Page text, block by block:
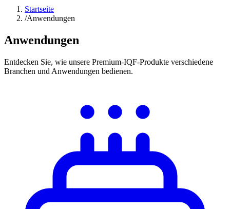
Startseite
/Anwendungen
Anwendungen
Entdecken Sie, wie unsere Premium-IQF-Produkte verschiedene
Branchen und Anwendungen bedienen.